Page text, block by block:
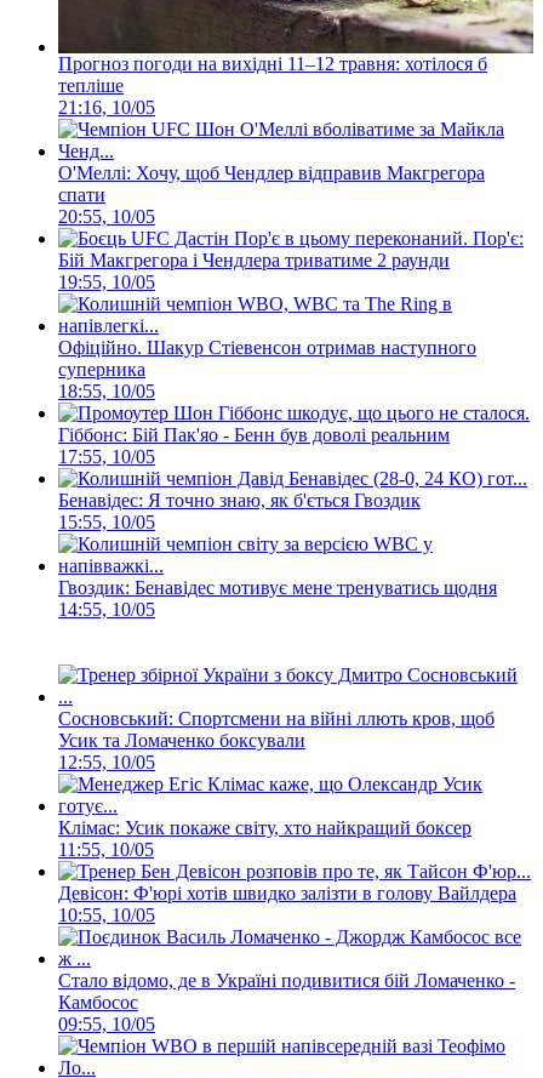
Прогноз погоди на вихідні 11–12 травня: хотілося б
тепліше
21:16, 10/05
О'Меллі: Хочу, щоб Чендлер відправив Макгрегора
спати
20:55, 10/05
Пор'є:
Бій Макгрегора і Чендлера триватиме 2 раунди
19:55, 10/05
Офіційно. Шакур Стіевенсон отримав наступного
суперника
18:55, 10/05
Гіббонс: Бій Пак'яо - Бенн був доволі реальним
17:55, 10/05
Бенавідес: Я точно знаю, як б'ється Гвоздик
15:55, 10/05
Гвоздик: Бенавідес мотивує мене тренуватись щодня
14:55, 10/05
Сосновський: Спортсмени на війні ллють кров, щоб
Усик та Ломаченко боксували
12:55, 10/05
Клімас: Усик покаже світу, хто найкращий боксер
11:55, 10/05
Девісон: Ф'юрі хотів швидко залізти в голову Вайлдера
10:55, 10/05
Стало відомо, де в Україні подивитися бій Ломаченко -
Камбосос
09:55, 10/05